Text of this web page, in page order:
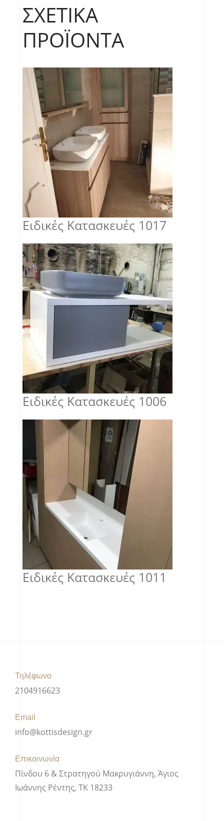
ΣΧΕΤΙΚΆ
ΠΡΟΪΌΝΤΑ
Ειδικές Κατασκευές 1017
Ειδικές Κατασκευές 1006
Ειδικές Κατασκευές 1011
Τηλέφωνο
2104916623
Email
info@kottisdesign.gr
Επικοινωνία
Πίνδου 6 & Στρατηγού Μακρυγιάννη, Άγιος
Ιωάννης Ρέντης, ΤΚ 18233